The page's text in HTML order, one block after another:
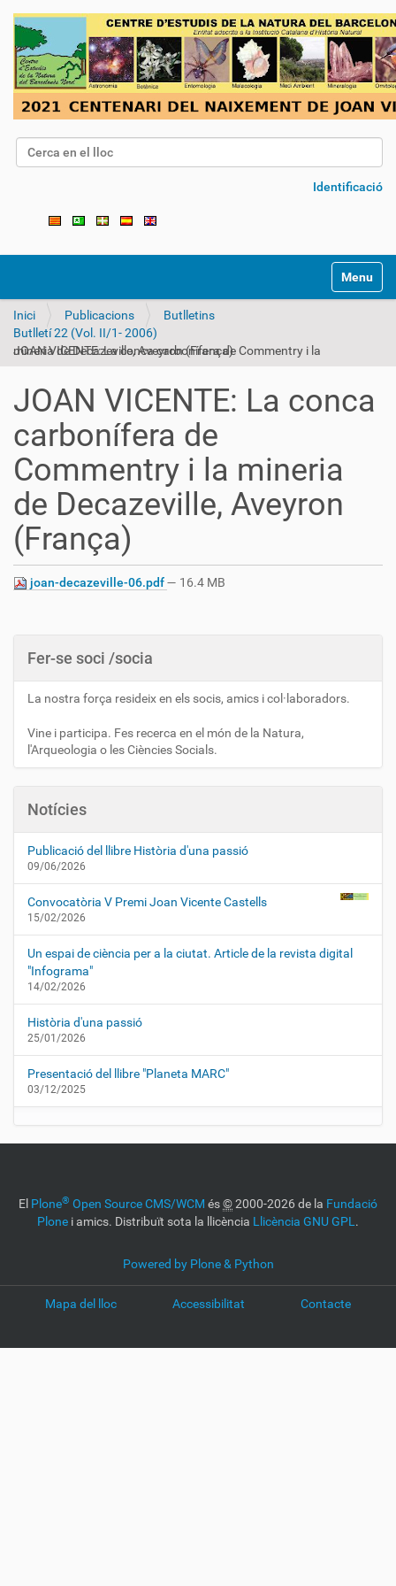
Cerca
Identificació
Toggle
Inici Publicacions
Butlletins
Butlletí 22 (Vol. II/1- 2006)
JOAN VICENTE: La conca carbonífera de Commentry i la mineria de Decazeville, Aveyron (França)
JOAN VICENTE: La conca
carbonífera de
Commentry i la mineria
de Decazeville, Aveyron
(França)
joan-decazeville-06.pdf— 16.4 MB
Fer-se soci /socia
La nostra força resideix en els socis, amics i col·laboradors.
Vine i participa. Fes recerca en el món de la Natura,
l'Arqueologia o les Ciències Socials.
Notícies
Publicació del llibre Història d'una passió
09/06/2026
Convocatòria V Premi Joan Vicente Castells
15/02/2026
Un espai de ciència per a la ciutat. Article de la revista digital
"Infograma"
14/02/2026
Història d'una passió
25/01/2026
Presentació del llibre "Planeta MARC"
03/12/2025
El Plone® Open Source CMS/WCM és©2000-2026 de la Fundació
Plone i amics. Distribuït sota la llicència Llicència GNU GPL .
Powered by Plone & Python
Mapa del lloc Accessibilitat Contacte